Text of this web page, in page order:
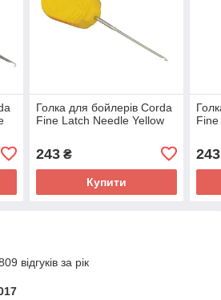
Голка для бойлерів Corda
Fine Latch Needle Yellow
243₴
Купити
243
відгуків за рік